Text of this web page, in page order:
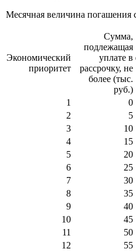
Месячная величина погашения
Экономический
приоритет
Сумма,
подлежащая
уплате в
рассрочку, не
более (тыс.
руб.)
1
0
2
5
3
10
4
15
5
20
6
25
7
30
8
35
9
40
10
45
11
50
12
55